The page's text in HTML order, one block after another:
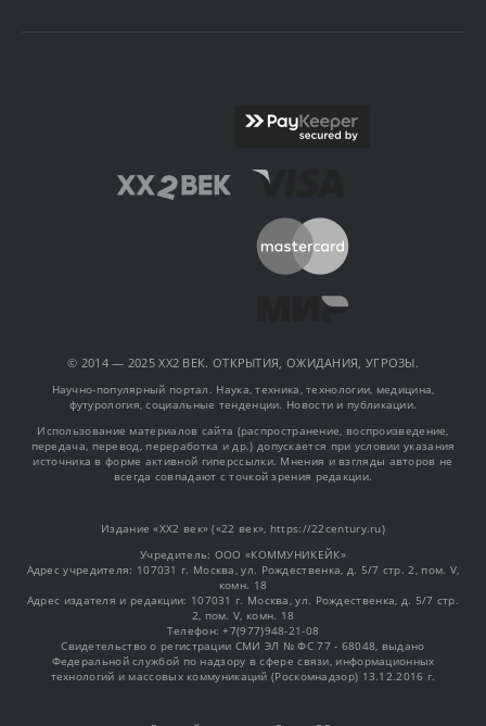
© 2014 — 2025 XX2 ВЕК. ОТКРЫТИЯ, ОЖИДАНИЯ, УГРОЗЫ.
Научно-популярный портал. Наука, техника, технологии, медицина,
футурология, социальные тенденции. Новости и публикации.
Использование материалов сайта (распространение, воспроизведение,
передача, перевод, переработка и др.) допускается при условии указания
источника в форме активной гиперссылки. Мнения и взгляды авторов не
всегда совпадают с точкой зрения редакции.
Издание «XX2 век» («22 век», https://22century.ru)
Учредитель: OOO «КОММУНИКЕЙК»
Адрес учредителя: 107031 г. Москва, ул. Рождественка, д. 5/7 стр. 2, пом. V,
комн. 18
Адрес издателя и редакции: 107031 г. Москва, ул. Рождественка, д. 5/7 стр.
2, пом. V, комн. 18
Телефон: +7(977)948-21-08
Свидетельство о регистрации СМИ ЭЛ № ФС 77 - 68048, выдано
Федеральной службой по надзору в сфере связи, информационных
технологий и массовых коммуникаций (Роскомнадзор) 13.12.2016 г.